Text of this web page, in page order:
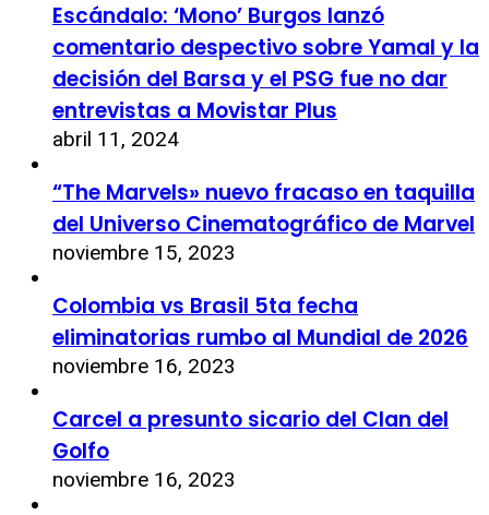
Escándalo: ‘Mono’ Burgos lanzó
comentario despectivo sobre Yamal y la
decisión del Barsa y el PSG fue no dar
entrevistas a Movistar Plus
abril 11, 2024
“The Marvels» nuevo fracaso en taquilla
del Universo Cinematográfico de Marvel
noviembre 15, 2023
Colombia vs Brasil 5ta fecha
eliminatorias rumbo al Mundial de 2026
noviembre 16, 2023
Carcel a presunto sicario del Clan del
Golfo
noviembre 16, 2023